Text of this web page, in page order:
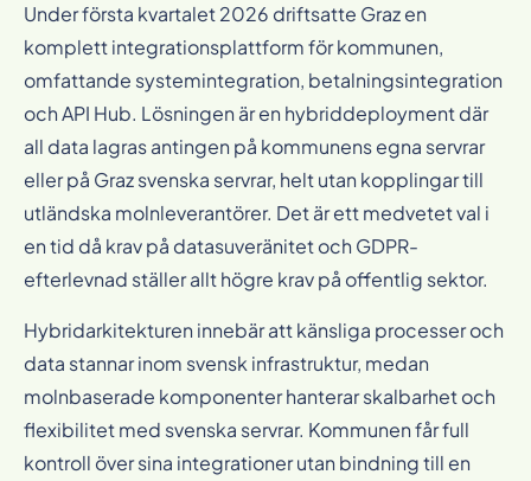
Under första kvartalet 2026 driftsatte Graz en
komplett integrationsplattform för kommunen,
omfattande systemintegration, betalningsintegration
och API Hub. Lösningen är en hybriddeployment där
all data lagras antingen på kommunens egna servrar
eller på Graz svenska servrar, helt utan kopplingar till
utländska molnleverantörer. Det är ett medvetet val i
en tid då krav på datasuveränitet och GDPR-
efterlevnad ställer allt högre krav på offentlig sektor.
Hybridarkitekturen innebär att känsliga processer och
data stannar inom svensk infrastruktur, medan
molnbaserade komponenter hanterar skalbarhet och
flexibilitet med svenska servrar. Kommunen får full
kontroll över sina integrationer utan bindning till en